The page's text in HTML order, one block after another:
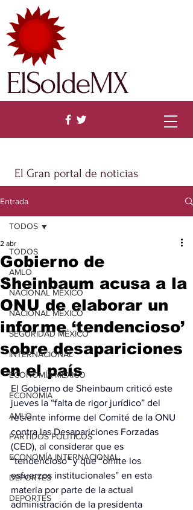
El Gran portal de noticias
ElSoldeMX
Entrada
TODOS
AMLO
NACIONAL MÉXICO
NACIONAL MÉXICO
SEGURIDAD MÉXICO
INTERNACIONAL
ECONOMÍA MÉXICO
ECONOMÍA
AMLO
PARTIDOS POLÍTICOS
ECONOMÍA INTERNACIONAL
DEPORTES
DEPORTES
TODOS
Gobierno de
Sheinbaum acusa a la
ONU de elaborar un
informe ‘tendencioso’
sobre desapariciones
en el país
2 abr
El Gobierno de Sheinbaum criticó este
jueves la “falta de rigor jurídico” del
reciente informe del Comité de la ONU
contra las Desapariciones Forzadas
(CED), al considerar que es
“tendencioso” y que “omite los
esfuerzos institucionales” en esta
materia por parte de la actual
administración de la presidenta